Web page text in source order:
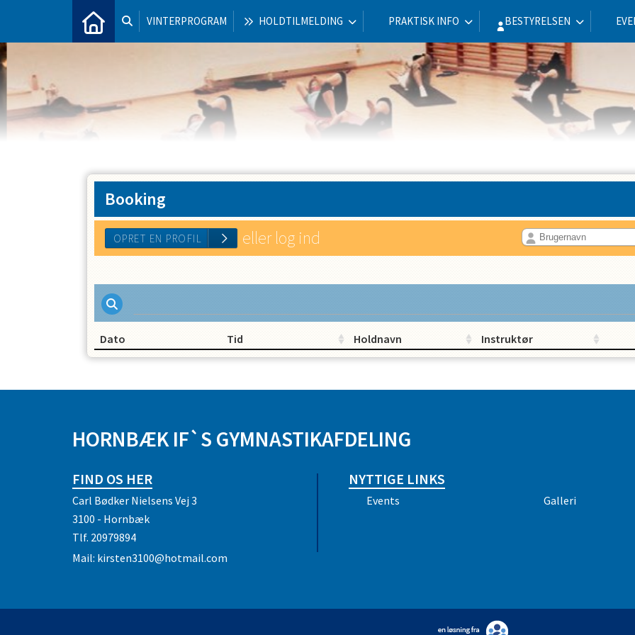
VINTERPROGRAM HOLDTILMELDING PRAKTISK INFO BESTYRELSEN
Booking
OPRET EN PROFIL
eller log ind
Dato Tid Holdnavn Instruktør
HORNBÆK IF`S GYMNASTIKAFDELING
FIND OS HER
Carl Bødker Nielsens Vej 3
3100 - Hornbæk
Tlf. 20979894
Mail: kirsten3100@hotmail.com
NYTTIGE LINKS
Events Galleri